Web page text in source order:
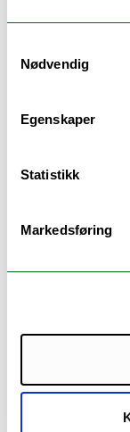
Nødvendig
Egenskaper
Statistikk
Markedsføring
Seksjon for
Campus
Her finner